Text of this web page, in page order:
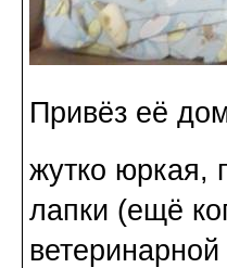
Привёз её
жутко юркая,
лапки (ещё